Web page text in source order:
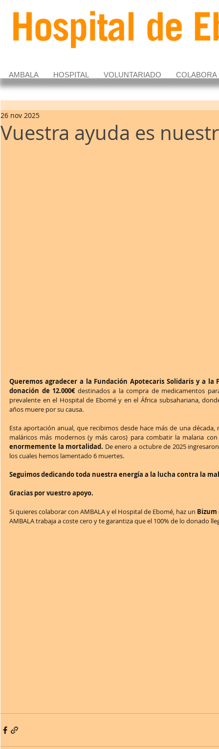
AMBALA HOSPITAL VOLUNTARIADO COLABORA
Vuestra ayuda es
26 nov 2025
Queremos agradecer a la Fundación Apotecaris Solidaris y a la
donación de 12.000€ destinados a la compra de medicamentos
prevalente en el Hospital de Ebomé y en el África subsahariana,
años muere por su causa.
Esta aportación anual, que recibimos desde hace más de una
maláricos más modernos (y más caros) para combatir la malaria
enormemente la mortalidad. De enero a octubre de 2025
los cuales hemos lamentado 6 muertes.
Seguimos dedicando toda nuestra energía a la lucha contra la
Gracias por vuestro apoyo.
Si quieres colaborar con AMBALA y el Hospital de Ebomé, haz un Bizum
AMBALA trabaja a coste cero y te garantiza que el 100% de lo donado